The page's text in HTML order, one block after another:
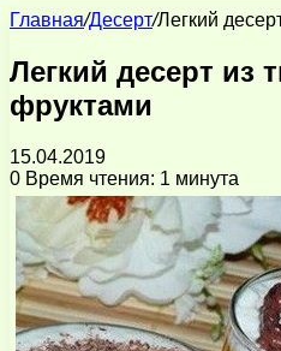
Главная/Десерт/Легкий
Легкий десерт из
фруктами
15.04.2019
0 Время чтения: 1 минута